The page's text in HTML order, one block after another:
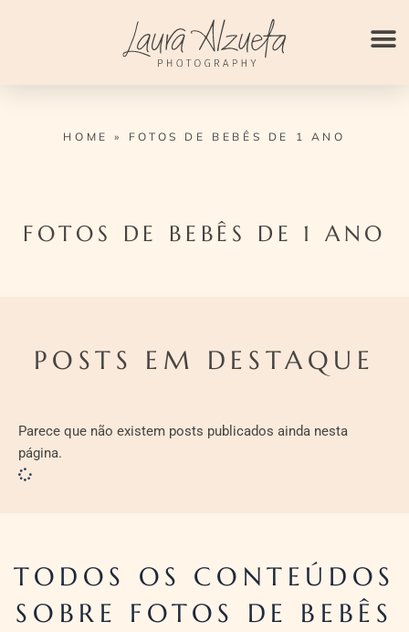
HOME » FOTOS DE BEBÊS DE 1 ANO
FOTOS DE BEBÊS DE 1 ANO
POSTS EM DESTAQUE
Parece que não existem posts publicados ainda nesta
página.
TODOS OS CONTEÚDOS
SOBRE FOTOS DE BEBÊS